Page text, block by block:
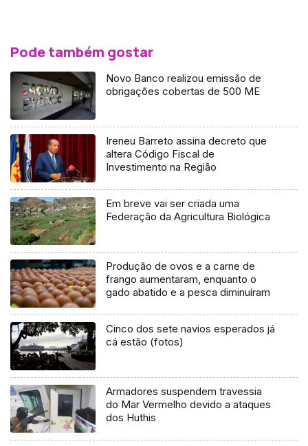
Pode também gostar
Novo Banco realizou emissão de
obrigações cobertas de 500 ME
Ireneu Barreto assina decreto que
altera Código Fiscal de
Investimento na Região
Em breve vai ser criada uma
Federação da Agricultura Biológica
Produção de ovos e a carne de
frango aumentaram, enquanto o
gado abatido e a pesca diminuíram
Cinco dos sete navios esperados já
cá estão (fotos)
Armadores suspendem travessia
do Mar Vermelho devido a ataques
dos Huthis